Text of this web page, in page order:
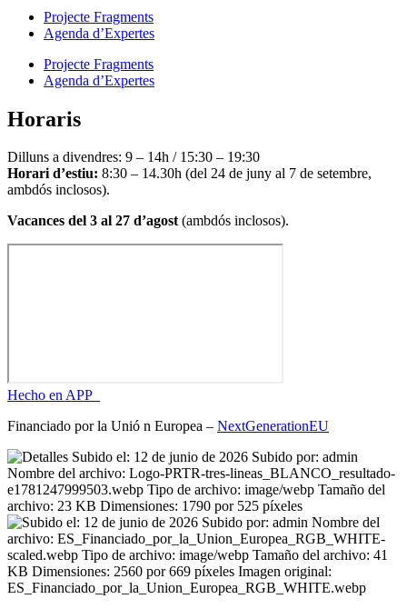
Projecte Fragments
Agenda d’Expertes
Projecte Fragments
Agenda d’Expertes
Horaris
Dilluns a divendres: 9 – 14h / 15:30 – 19:30
Horari d’estiu: 8:30 – 14.30h (del 24 de juny al 7 de setembre,
ambdós inclosos).
Vacances del 3 al 27 d’agost(ambdós inclosos).
Hecho en APP_
Financiado por la Unió n Europea – NextGenerationEU